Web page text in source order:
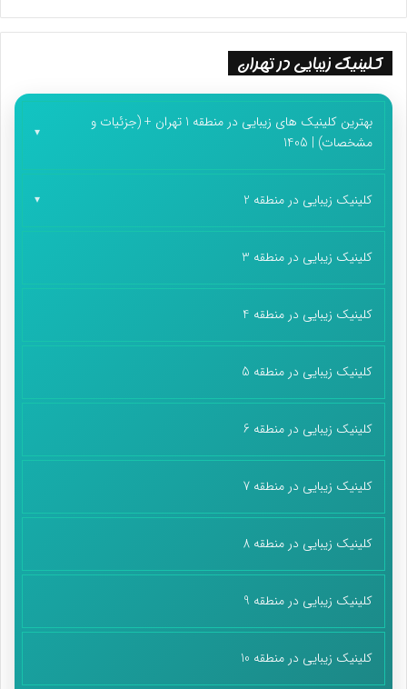
کلینیک زیبایی در تهران
بهترین کلینیک های زیبایی در منطقه 1 تهران + (جزئیات و
مشخصات) | 1405
کلینیک زیبایی در منطقه 2
کلینیک زیبایی در منطقه 3
کلینیک زیبایی در منطقه 4
کلینیک زیبایی در منطقه 5
کلینیک زیبایی در منطقه 6
کلینیک زیبایی در منطقه 7
کلینیک زیبایی در منطقه 8
کلینیک زیبایی در منطقه 9
کلینیک زیبایی در منطقه 10